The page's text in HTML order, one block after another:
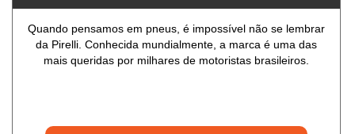
Quando pensamos em pneus, é impossível não se lembrar
da Pirelli. Conhecida mundialmente, a marca é uma das
mais queridas por milhares de motoristas brasileiros.